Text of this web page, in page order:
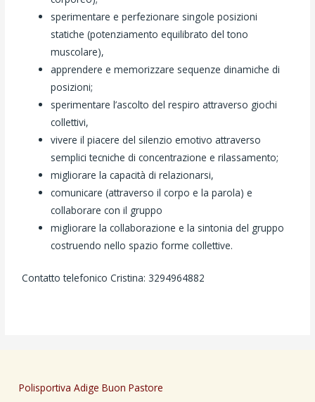
sperimentare e perfezionare singole posizioni
statiche (potenziamento equilibrato del tono
muscolare),
apprendere e memorizzare sequenze dinamiche di
posizioni;
sperimentare l’ascolto del respiro attraverso giochi
collettivi,
vivere il piacere del silenzio emotivo attraverso
semplici tecniche di concentrazione e rilassamento;
migliorare la capacità di relazionarsi,
comunicare (attraverso il corpo e la parola) e
collaborare con il gruppo
migliorare la collaborazione e la sintonia del gruppo
costruendo nello spazio forme collettive.
Contatto telefonico Cristina: 3294964882
Polisportiva Adige Buon Pastore